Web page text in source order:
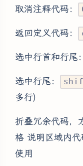
取消注释代码：
返回定义代码：
选中行首和行尾：
选中行尾：
多行)
折叠冗余代码，
格 说明区域内代
使用